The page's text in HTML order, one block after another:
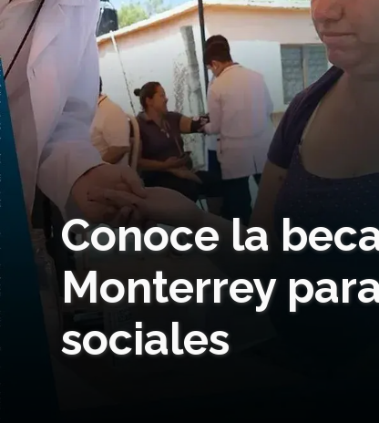
Conoce la
Monterrey
sociales